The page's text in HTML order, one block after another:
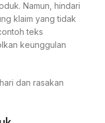
Namun, hindari
klaim yang tidak
teks
keunggulan
dan rasakan